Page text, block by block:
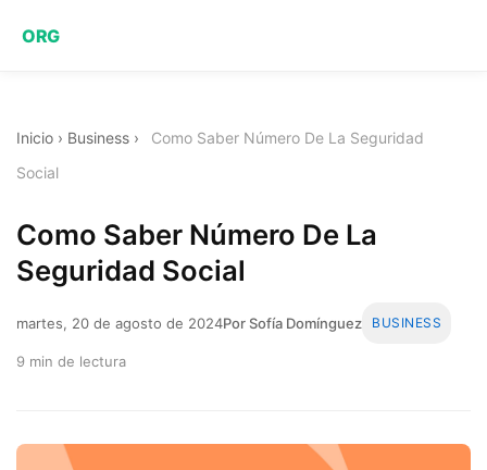
ORG
Inicio › Business ›
Como Saber Número De La Seguridad
Social
Como Saber Número De La
Seguridad Social
martes, 20 de agosto de 2024Por Sofía Domínguez BUSINESS
9 min de lectura